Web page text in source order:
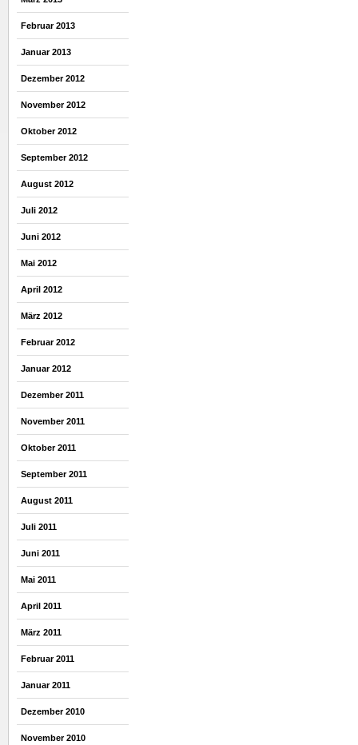
Februar 2013
Januar 2013
Dezember 2012
November 2012
Oktober 2012
September 2012
August 2012
Juli 2012
Juni 2012
Mai 2012
April 2012
März 2012
Februar 2012
Januar 2012
Dezember 2011
November 2011
Oktober 2011
September 2011
August 2011
Juli 2011
Juni 2011
Mai 2011
April 2011
März 2011
Februar 2011
Januar 2011
Dezember 2010
November 2010